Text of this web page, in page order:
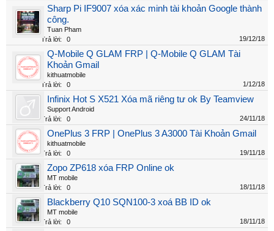
Sharp Pi IF9007 xóa xác minh tài khoản Google thành
công.
Tuan Pham
Trả lời:
0 19/12/18
Q-Mobile Q GLAM FRP | Q-Mobile Q GLAM Tài
Khoản Gmail
kithuatmobile
Trả lời:
0 1/12/18
Infinix Hot S X521 Xóa mã riêng tư ok By Teamview
Support Android
Trả lời:
0 24/11/18
OnePlus 3 FRP | OnePlus 3 A3000 Tài Khoản Gmail
kithuatmobile
Trả lời:
0 19/11/18
Zopo ZP618 xóa FRP Online ok
MT mobile
Trả lời:
0 18/11/18
Blackberry Q10 SQN100-3 xoá BB ID ok
MT mobile
Trả lời:
0 18/11/18